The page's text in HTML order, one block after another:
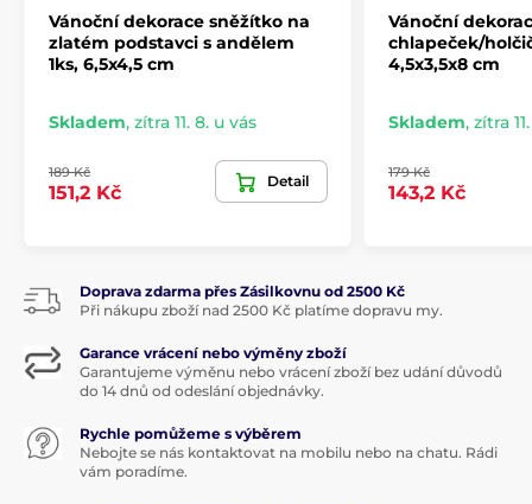
Vánoční dekorace sněžítko na
zlatém podstavci s andělem
1ks, 6,5x4,5 cm
Skladem, zítra 11. 8. u vás
189 Kč
151,2 Kč
Detail
Vánoční
chlapeček/
4,5x3,5x8 cm
Skladem, zítra
179 Kč
143,2 Kč
Doprava zdarma přes Zásilkovnu od 2500 Kč
Při nákupu zboží nad 2500 Kč platíme dopravu my.
Garance vrácení nebo výměny zboží
Garantujeme výměnu nebo vrácení zboží bez udání důvodů
do 14 dnů od odeslání objednávky.
Rychle pomůžeme s výběrem
Nebojte se nás kontaktovat na mobilu nebo na chatu. Rádi
vám poradíme.